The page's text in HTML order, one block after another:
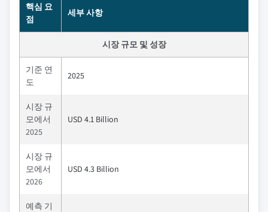
핵심 요
점
세부 사항
시장 규모 및 성장
기준 연
도
2025
시장 규
모에서
2025
USD 4.1 Billion
시장 규
모에서
2026
USD 4.3 Billion
예측 기